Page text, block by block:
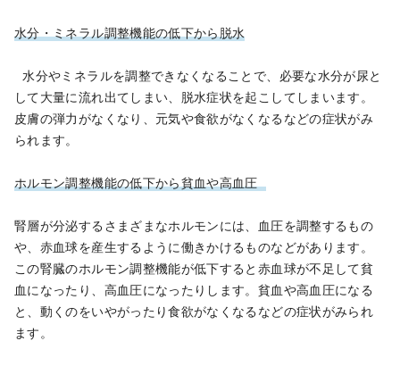
水分・ミネラル調整機能の低下から脱水
水分やミネラルを調整できなくなることで、必要な水分が尿と
して大量に流れ出てしまい、脱水症状を起こしてしまいます。
皮膚の弾力がなくなり、元気や食欲がなくなるなどの症状がみ
られます。
ホルモン調整機能の低下から貧血や高血圧
腎層が分泌するさまざまなホルモンには、血圧を調整するもの
や、赤血球を産生するように働きかけるものなどがあります。
この腎臓のホルモン調整機能が低下すると赤血球が不足して貧
血になったり、高血圧になったりします。貧血や高血圧になる
と、動くのをいやがったり食欲がなくなるなどの症状がみられ
ます。